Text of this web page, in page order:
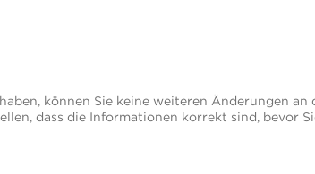
können Sie keine weiteren Änderungen an
dass die Informationen korrekt sind, bevor